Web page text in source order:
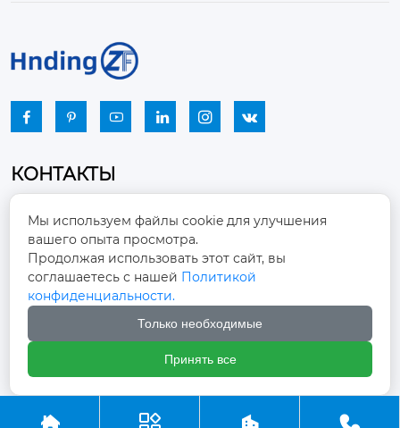
     
КОНТАКТЫ

Промышленный парк, город Наньцзяо,
район Чжоуцунь, город Цзыбо, провинция
Шаньдун
winston-xu@hengdingfan.com
+86-13806434669
 +86 13806434669
   
Мы используем файлы cookie для улучшения
вашего опыта просмотра.
Продолжая использовать этот сайт, вы
соглашаетесь с нашей Политикой
конфиденциальности.
Только необходимые
Принять все